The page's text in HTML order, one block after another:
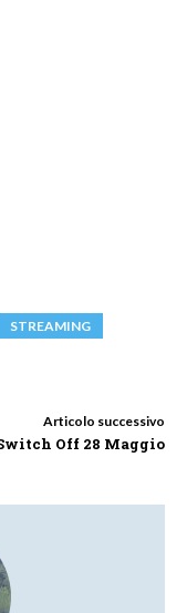
STREAMING
Articolo successivo
Off 28 Maggio